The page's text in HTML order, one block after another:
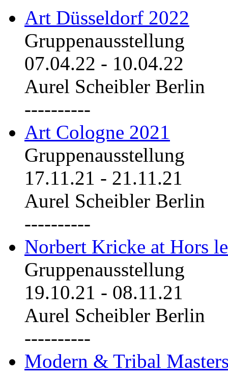
Art Düsseldorf 2022
Gruppenausstellung
07.04.22 - 10.04.22
Aurel Scheibler Berlin
----------
Art Cologne 2021
Gruppenausstellung
17.11.21 - 21.11.21
Aurel Scheibler Berlin
----------
Norbert Kricke at Hors
Gruppenausstellung
19.10.21 - 08.11.21
Aurel Scheibler Berlin
----------
Modern & Tribal